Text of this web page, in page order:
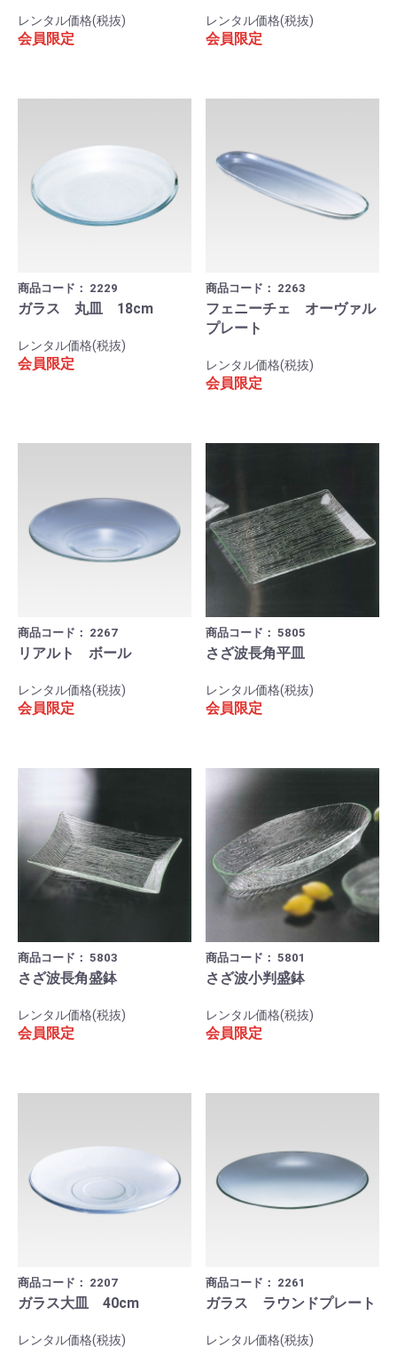
レンタル価格(税抜)
会員限定
レンタル価格(税抜)
会員限定
商品コード： 2229
ガラス 丸皿 18cm
レンタル価格(税抜)
会員限定
商品コード： 2263
フェニーチェ オーヴァル
プレート
レンタル価格(税抜)
会員限定
商品コード： 2267
リアルト ボール
レンタル価格(税抜)
会員限定
商品コード： 5805
さざ波長角平皿
レンタル価格(税抜)
会員限定
商品コード： 5803
さざ波長角盛鉢
レンタル価格(税抜)
会員限定
商品コード： 5801
さざ波小判盛鉢
レンタル価格(税抜)
会員限定
商品コード： 2207
ガラス大皿 40cm
レンタル価格(税抜)
商品コード： 2261
ガラス ラウンドプレート
レンタル価格(税抜)